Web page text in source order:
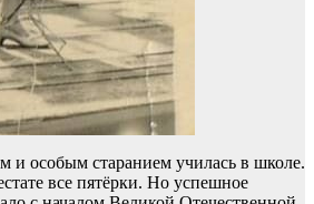
и особым старанием училась в школе.
все пятёрки. Но успешное